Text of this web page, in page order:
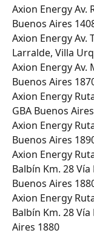
Axion Energy Av.
Buenos Aires
Axion Energy Av.
Larralde, Villa
Axion Energy Av.
Buenos Aires
Axion Energy
GBA Buenos
Axion Energy
Buenos Aires
Axion Energy
Balbín Km. 28
Buenos Aires
Axion Energy
Balbín Km. 28
Aires 1880